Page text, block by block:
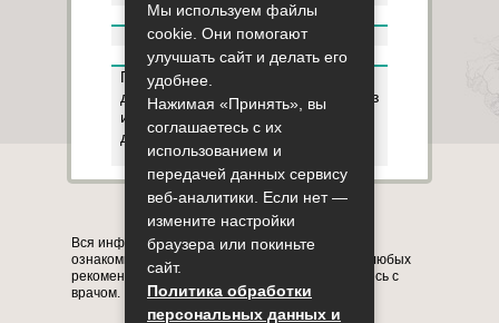
Пользуясь данным ресурсом вы
даёте разрешение на сбор, анализ
и хранение своих персональных
данных согласно Правилам
Карта сайта О сайте Контакты
Вся информация на сайте представлена в
ознакомительных целях. Перед применением любых
рекомендаций обязательно проконсультируйтесь с
врачом.
Мы используем файлы
cookie. Они помогают
улучшать сайт и делать его
удобнее.
Нажимая «Принять», вы
соглашаетесь с их
использованием и
передачей данных сервису
веб-аналитики. Если нет —
измените настройки
браузера или покиньте
сайт.
Политика обработки
персональных данных и